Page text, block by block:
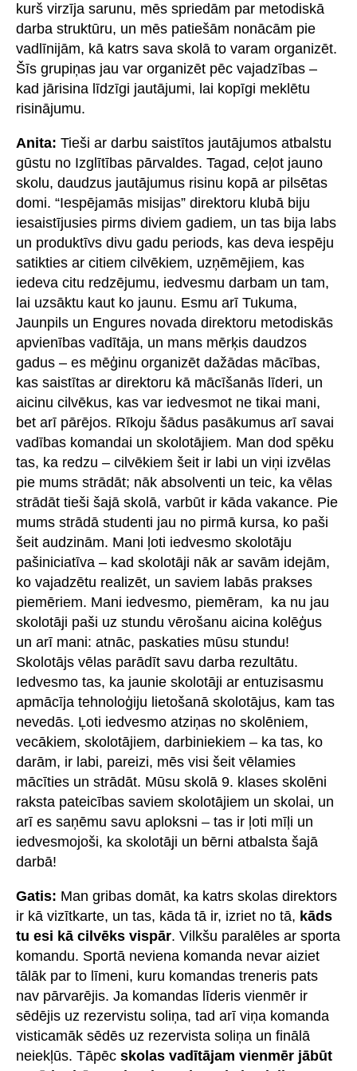
kurš virzīja sarunu, mēs spriedām par metodiskā
darba struktūru, un mēs patiešām nonācām pie
vadlīnijām, kā katrs sava skolā to varam organizēt.
Šīs grupiņas jau var organizēt pēc vajadzības –
kad jārisina līdzīgi jautājumi, lai kopīgi meklētu
risinājumu.
Anita: Tieši ar darbu saistītos jautājumos atbalstu
gūstu no Izglītības pārvaldes. Tagad, ceļot jauno
skolu, daudzus jautājumus risinu kopā ar pilsētas
domi. “Iespējamās misijas” direktoru klubā biju
iesaistījusies pirms diviem gadiem, un tas bija labs
un produktīvs divu gadu periods, kas deva iespēju
satikties ar citiem cilvēkiem, uzņēmējiem, kas
iedeva citu redzējumu, iedvesmu darbam un tam,
lai uzsāktu kaut ko jaunu. Esmu arī Tukuma,
Jaunpils un Engures novada direktoru metodiskās
apvienības vadītāja, un mans mērķis daudzos
gadus – es mēģinu organizēt dažādas mācības,
kas saistītas ar direktoru kā mācīšanās līderi, un
aicinu cilvēkus, kas var iedvesmot ne tikai mani,
bet arī pārējos. Rīkoju šādus pasākumus arī savai
vadības komandai un skolotājiem. Man dod spēku
tas, ka redzu – cilvēkiem šeit ir labi un viņi izvēlas
pie mums strādāt; nāk absolventi un teic, ka vēlas
strādāt tieši šajā skolā, varbūt ir kāda vakance. Pie
mums strādā studenti jau no pirmā kursa, ko paši
šeit audzinām. Mani ļoti iedvesmo skolotāju
pašiniciatīva – kad skolotāji nāk ar savām idejām,
ko vajadzētu realizēt, un saviem labās prakses
piemēriem. Mani iedvesmo, piemēram, ka nu jau
skolotāji paši uz stundu vērošanu aicina kolēģus
un arī mani: atnāc, paskaties mūsu stundu!
Skolotājs vēlas parādīt savu darba rezultātu.
Iedvesmo tas, ka jaunie skolotāji ar entuzisasmu
apmācīja tehnoloģiju lietošanā skolotājus, kam tas
nevedās. Ļoti iedvesmo atziņas no skolēniem,
vecākiem, skolotājiem, darbiniekiem – ka tas, ko
darām, ir labi, pareizi, mēs visi šeit vēlamies
mācīties un strādāt. Mūsu skolā 9. klases skolēni
raksta pateicības saviem skolotājiem un skolai, un
arī es saņēmu savu aploksni – tas ir ļoti mīļi un
iedvesmojoši, ka skolotāji un bērni atbalsta šajā
darbā!
Gatis: Man gribas domāt, ka katrs skolas direktors
ir kā vizītkarte, un tas, kāda tā ir, izriet no tā, kāds
tu esi kā cilvēks vispār. Vilkšu paralēles ar sporta
komandu. Sportā neviena komanda nevar aiziet
tālāk par to līmeni, kuru komandas treneris pats
nav pārvarējis. Ja komandas līderis vienmēr ir
sēdējis uz rezervistu soliņa, tad arī viņa komanda
visticamāk sēdēs uz rezervista soliņa un finālā
neiekļūs. Tāpēc skolas vadītājam vienmēr jābūt